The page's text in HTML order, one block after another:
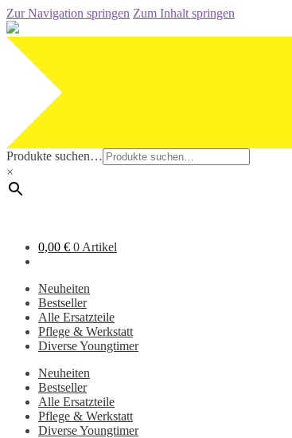
Zur Navigation springen Zum Inhalt springen
Produkte suchen…
×
0,00 € 0 Artikel
Neuheiten
Bestseller
Alle Ersatzteile
Pflege & Werkstatt
Diverse Youngtimer
Neuheiten
Bestseller
Alle Ersatzteile
Pflege & Werkstatt
Diverse Youngtimer